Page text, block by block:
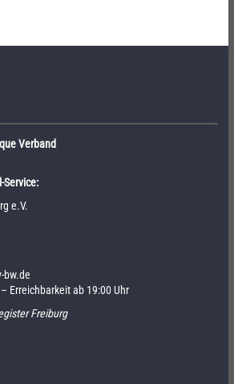
Verband
e.V.
bw.de
– Erreichbarkeit ab 19:00 Uhr
Freiburg